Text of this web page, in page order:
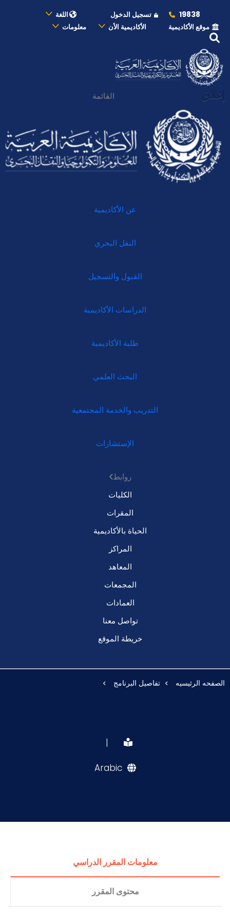
19838 تسجيل الدخول
اللغة
موقع الأكاديمية
الأكاديمية الأن معلومات
إغلاق القائمة
عن الأكاديمية
النقل البحري
القبول والتسجيل
الدراسات الأكاديمية
طلبة الأكاديمية
البحث العلمي
التدريب والخدمة المجتمعية
الإستشارات
روابط
الكليات
المقرات
الحياة بالأكاديمية
المراكز
المعاهد
المجمعات
العمادات
تواصل معنا
خريطة الموقع
الصفحه الرئيسيه تفاصيل البرنامج
|
Arabic
معلومات المقرر الدراسي
محتوى المقرر